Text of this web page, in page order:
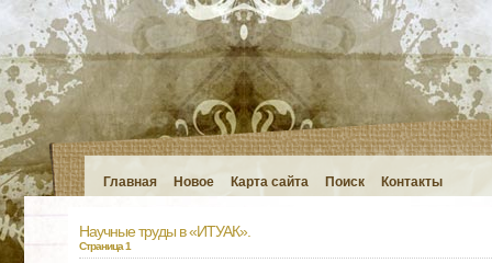
Главная Новое Карта сайта Поиск Контакты
Научные труды в «ИТУАК».
Страница 1